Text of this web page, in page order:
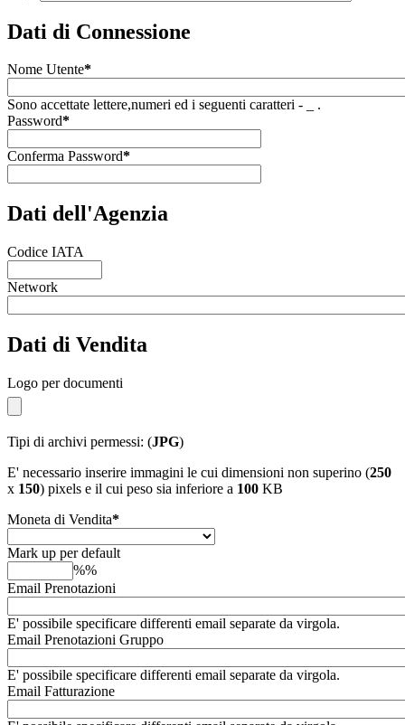
Dati di Connessione
Nome Utente*
Sono accettate lettere,numeri ed i seguenti caratteri - _ .
Password*
Conferma Password*
Dati dell'Agenzia
Codice IATA
Network
Dati di Vendita
Logo per documenti
Tipi di archivi permessi: (JPG)
E' necessario inserire immagini le cui dimensioni non superino (250
x 150) pixels e il cui peso sia inferiore a 100 KB
Moneta di Vendita*
Mark up per default
%%
Email Prenotazioni
E' possibile specificare differenti email separate da virgola.
Email Prenotazioni Gruppo
E' possibile specificare differenti email separate da virgola.
Email Fatturazione